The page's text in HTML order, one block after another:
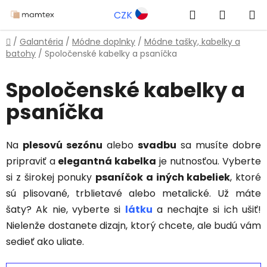
na
obsah
CZK Hľadať
KOŠÍK
Domov
/ Galantéria / Módne doplnky / Módne tašky, kabelky a
batohy / Spoločenské kabelky a psaníčka
Spoločenské kabelky a
psaníčka
Na plesovú sezónu alebo svadbu sa musíte dobre
pripraviť a elegantná kabelka je nutnosťou. Vyberte
si z širokej ponuky psaníčok a iných kabeliek, ktoré
sú plisované, trblietavé alebo metalické. Už máte
šaty? Ak nie, vyberte si látku a nechajte si ich ušiť!
Nielenže dostanete dizajn, ktorý chcete, ale budú vám
sedieť ako uliate.